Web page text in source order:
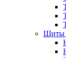
Щиты